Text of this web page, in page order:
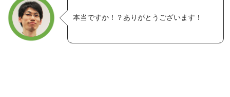
本当ですか！？ありがとうございます！